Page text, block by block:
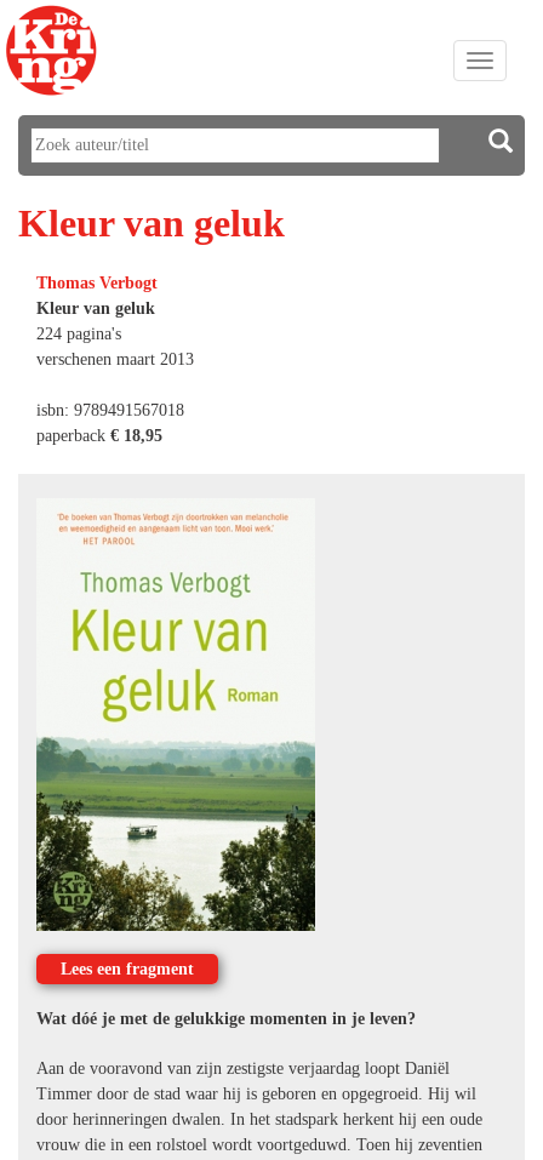
Toggle
Kleur van geluk
Thomas Verbogt
Kleur van geluk
224 pagina's
verschenen maart 2013
isbn: 9789491567018
paperback € 18,95
Lees een fragment
Wat dóé je met de gelukkige momenten in je leven?
Aan de vooravond van zijn zestigste verjaardag loopt Daniël
Timmer door de stad waar hij is geboren en opgegroeid. Hij wil
door herinneringen dwalen. In het stadspark herkent hij een oude
vrouw die in een rolstoel wordt voortgeduwd. Toen hij zeventien